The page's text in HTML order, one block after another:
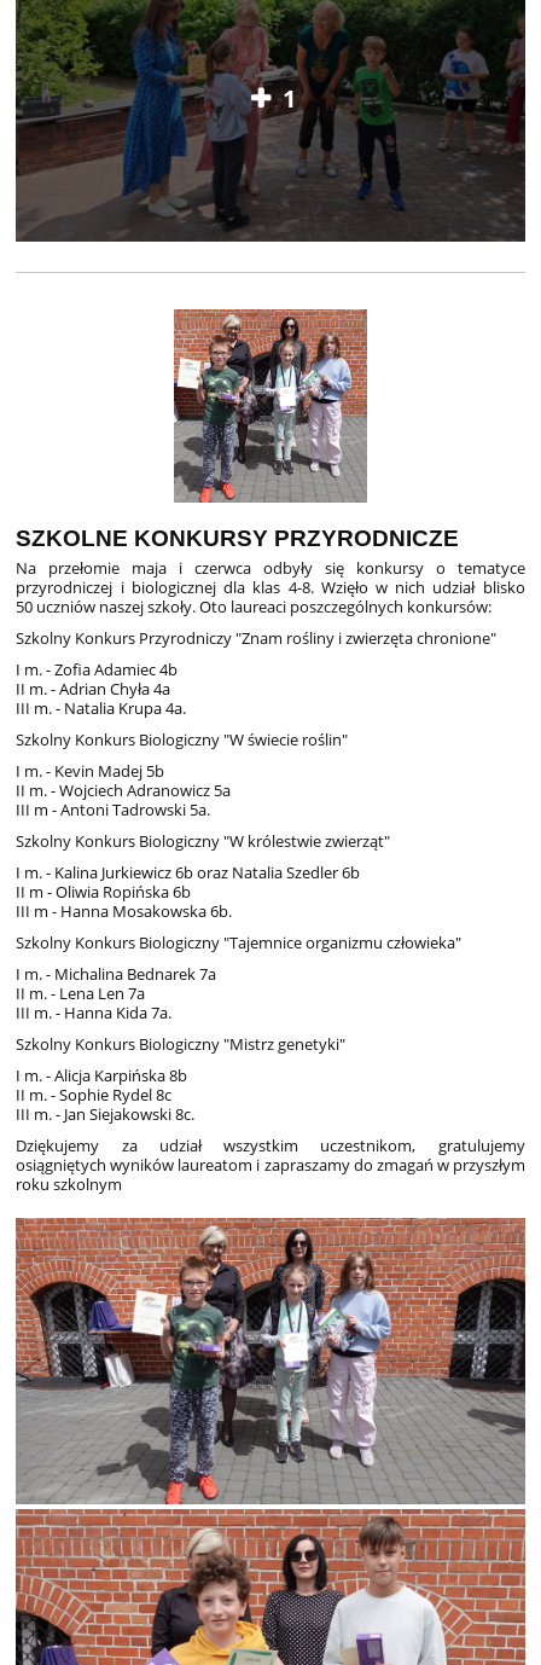
1
SZKOLNE KONKURSY PRZYRODNICZE
Na przełomie maja i czerwca odbyły się konkursy o tematyce
przyrodniczej i biologicznej dla klas 4-8. Wzięło w nich udział blisko
50 uczniów naszej szkoły. Oto laureaci poszczególnych konkursów:
Szkolny Konkurs Przyrodniczy "Znam rośliny i zwierzęta chronione"
I m. - Zofia Adamiec 4b
II m. - Adrian Chyła 4a
III m. - Natalia Krupa 4a.
Szkolny Konkurs Biologiczny "W świecie roślin"
I m. - Kevin Madej 5b
II m. - Wojciech Adranowicz 5a
III m - Antoni Tadrowski 5a.
Szkolny Konkurs Biologiczny "W królestwie zwierząt"
I m. - Kalina Jurkiewicz 6b oraz Natalia Szedler 6b
II m - Oliwia Ropińska 6b
III m - Hanna Mosakowska 6b.
Szkolny Konkurs Biologiczny "Tajemnice organizmu człowieka"
I m. - Michalina Bednarek 7a
II m. - Lena Len 7a
III m. - Hanna Kida 7a.
Szkolny Konkurs Biologiczny "Mistrz genetyki"
I m. - Alicja Karpińska 8b
II m. - Sophie Rydel 8c
III m. - Jan Siejakowski 8c.
Dziękujemy za udział wszystkim uczestnikom, gratulujemy
osiągniętych wyników laureatom i zapraszamy do zmagań w przyszłym
roku szkolnym